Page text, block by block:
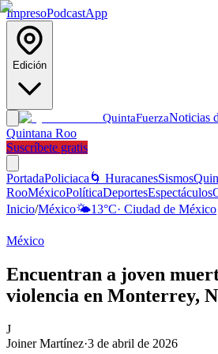
ImpresoPodcastApp
Edición
QuintaFuerzaNoticias
Quintana Roo
Suscríbete gratis
PortadaPoliciaca 🌀 HuracanesSismos
RooMéxicoPolíticaDeportesEspectáculos
Inicio/México🌤️13°C· Ciudad de México
México
Encuentran a joven
violencia en Monterrey,
J
Joiner Martínez·3 de abril de 2026